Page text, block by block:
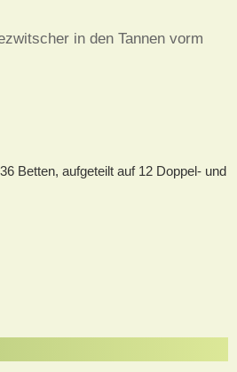
in den Tannen vorm
Betten, aufgeteilt auf 12 Doppel- und